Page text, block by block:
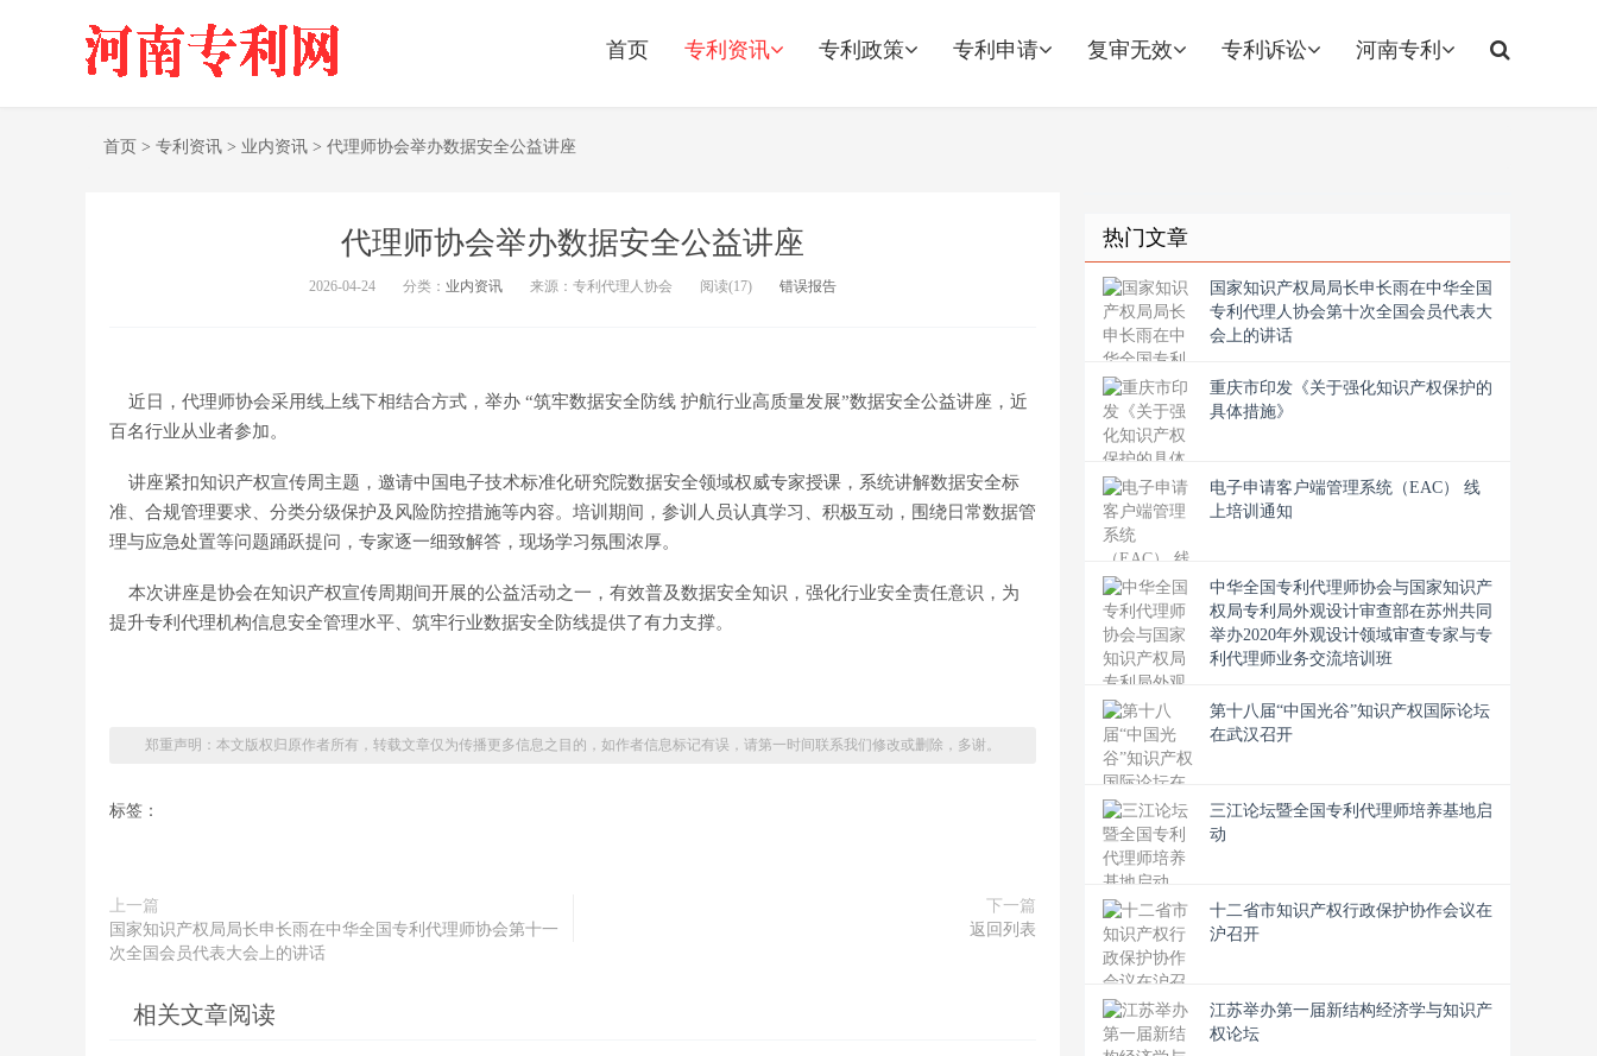
首页 专利资讯 专利政策 专利申请 复审无效 专利诉讼 河南专利
首页 > 专利资讯 > 业内资讯 > 代理师协会举办数据安全公益讲座
代理师协会举办数据安全公益讲座
2026-04-24 分类： 业内资讯 来源：专利代理人协会 阅读(17) 错误报告
近日，代理师协会采用线上线下相结合方式，举办 “筑牢数据安全防线 护航行业高质量发展”数据安全公益讲座，近
百名行业从业者参加。
讲座紧扣知识产权宣传周主题，邀请中国电子技术标准化研究院数据安全领域权威专家授课，系统讲解数据安全标
准、合规管理要求、分类分级保护及风险防控措施等内容。培训期间，参训人员认真学习、积极互动，围绕日常数据管
理与应急处置等问题踊跃提问，专家逐一细致解答，现场学习氛围浓厚。
本次讲座是协会在知识产权宣传周期间开展的公益活动之一，有效普及数据安全知识，强化行业安全责任意识，为
提升专利代理机构信息安全管理水平、筑牢行业数据安全防线提供了有力支撑。
郑重声明：本文版权归原作者所有，转载文章仅为传播更多信息之目的，如作者信息标记有误，请第一时间联系我们修改或删除，多谢。
标签：
上一篇
国家知识产权局局长申长雨在中华全国专利代理师协会第十一
次全国会员代表大会上的讲话
下一篇
返回列表
相关文章阅读
热门文章
国家知识产权局局长申长雨在中华全国
专利代理人协会第十次全国会员代表大
会上的讲话
重庆市印发《关于强化知识产权保护的
具体措施》
电子申请客户端管理系统（EAC） 线
上培训通知
中华全国专利代理师协会与国家知识产
权局专利局外观设计审查部在苏州共同
举办2020年外观设计领域审查专家与专
利代理师业务交流培训班
第十八届“中国光谷”知识产权国际论坛
在武汉召开
三江论坛暨全国专利代理师培养基地启
动
十二省市知识产权行政保护协作会议在
沪召开
江苏举办第一届新结构经济学与知识产
权论坛